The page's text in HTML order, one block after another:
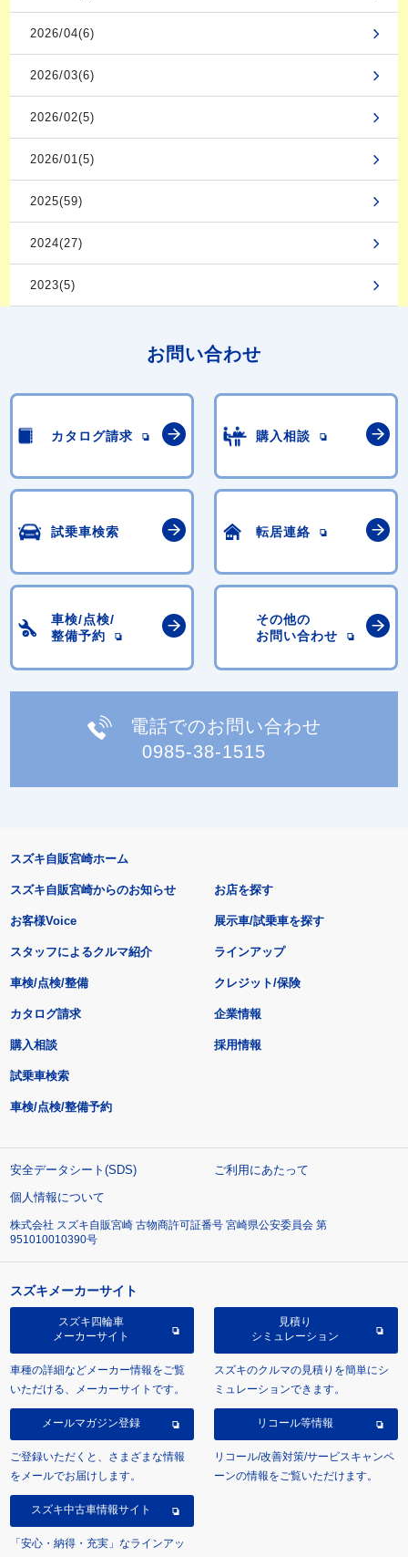
2026/04(6)
2026/03(6)
2026/02(5)
2026/01(5)
2025(59)
2024(27)
2023(5)
お問い合わせ
カタログ請求 購入相談
試乗車検索 転居連絡
車検/点検/
整備予約
その他の
お問い合わせ
電話でのお問い合わせ
0985-38-1515
スズキ自販宮崎ホーム
スズキ自販宮崎からのお知らせ
お客様Voice
スタッフによるクルマ紹介
お店を探す
展示車/試乗車を探す
ラインアップ
車検/点検/整備 クレジット/保険
カタログ請求
購入相談
試乗車検索
車検/点検/整備予約
企業情報
採用情報
安全データシート(SDS)
ご利用にあたって
個人情報について
株式会社 スズキ自販宮崎 古物商許可証番号 宮崎県公安委員会 第
951010010390号
スズキメーカーサイト
スズキ四輪車
メーカーサイト
車種の詳細などメーカー情報をご覧
いただける、メーカーサイトです。
見積り
シミュレーション
スズキのクルマの見積りを簡単にシ
ミュレーションできます。
メールマガジン登録
ご登録いただくと、さまざまな情報
をメールでお届けします。
リコール等情報
リコール/改善対策/サービスキャンペ
ーンの情報をご覧いただけます。
スズキ中古車情報サイト
「安心・納得・充実」なラインアッ